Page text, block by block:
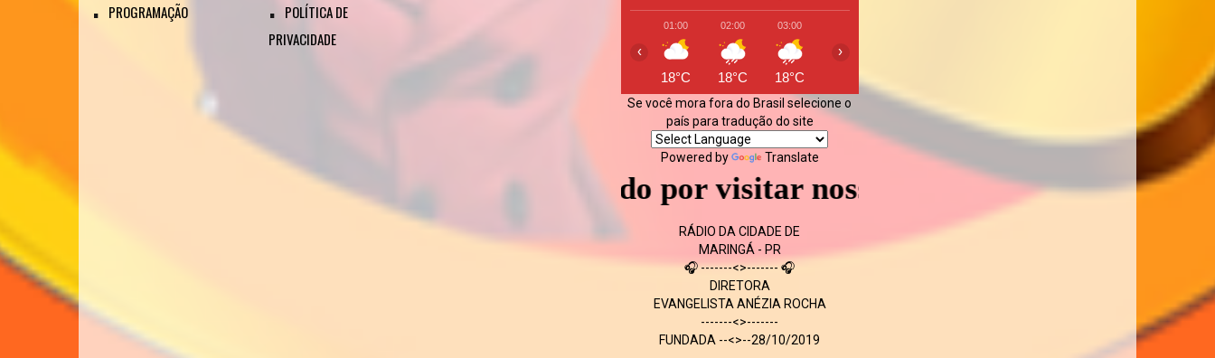
PROGRAMAÇÃO
POLÍTICA DE
PRIVACIDADE
01:00
18°C
02:00
18°C
03:00
18°C 18°C 19°C
‹ ›
Se você mora fora do Brasil selecione o
país para tradução do site
Powered by Translate
Obrigado por visitar nosso site - Volte sempre
RÁDIO DA CIDADE DE
MARINGÁ - PR
🎧 -------<>------- 🎧
DIRETORA
EVANGELISTA ANÉZIA ROCHA
-------<>-------
FUNDADA --<>--28/10/2019